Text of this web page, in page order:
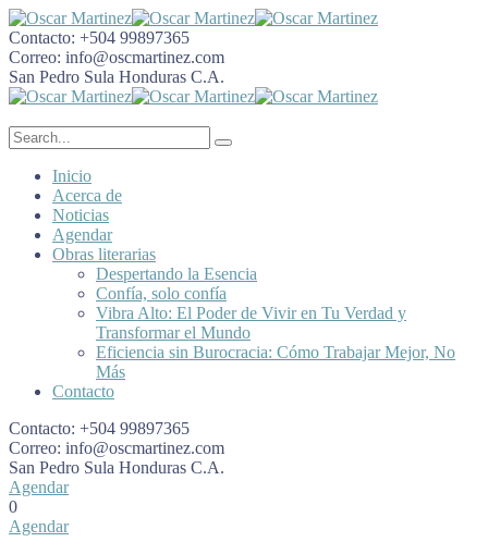
Contacto: +504 99897365
Correo: info@oscmartinez.com
San Pedro Sula Honduras C.A.
Inicio
Acerca de
Noticias
Agendar
Obras literarias
Despertando la Esencia
Confía, solo confía
Vibra Alto: El Poder de Vivir en Tu Verdad y
Transformar el Mundo
Eficiencia sin Burocracia: Cómo Trabajar Mejor, No
Más
Contacto
Contacto: +504 99897365
Correo: info@oscmartinez.com
San Pedro Sula Honduras C.A.
Agendar
0
Agendar